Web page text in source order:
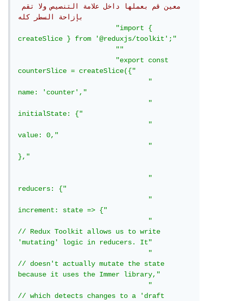
معين قم بعملها داخل علامة التنصيص ولا تقم
بإزاحة السطر كله
"import {
createSlice } from '@reduxjs/toolkit';"
""
"export const
counterSlice = createSlice({"
"
name: 'counter',"
"
initialState: {"
"
value: 0,"
"
},"
"
reducers: {"
"
increment: state => {"
"
// Redux Toolkit allows us to write
'mutating' logic in reducers. It"
"
// doesn't actually mutate the state
because it uses the Immer library,"
"
// which detects changes to a 'draft